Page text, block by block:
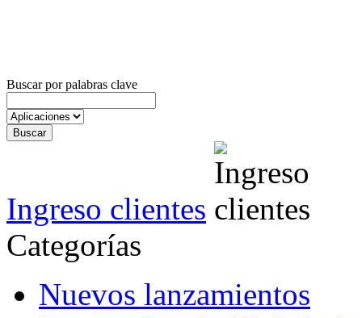
Buscar por palabras clave
Ingreso clientes
Categorías
Nuevos lanzamientos